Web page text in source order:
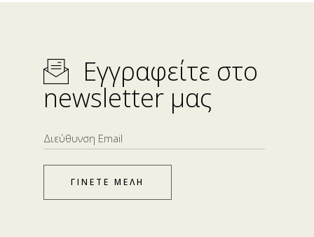
Εγγραφείτε στο
newsletter μας
ΓΙΝΕΤΕ ΜΕΛΗ